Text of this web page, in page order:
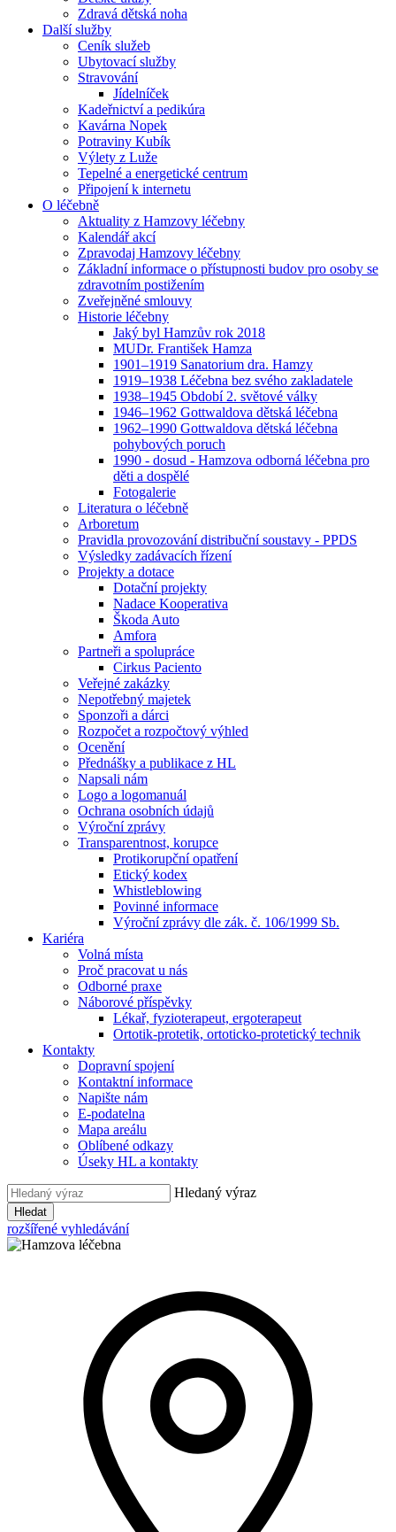
Zdravá dětská noha
Další služby
Ceník služeb
Ubytovací služby
Stravování
Jídelníček
Kadeřnictví a pedikúra
Kavárna Nopek
Potraviny Kubík
Výlety z Luže
Tepelné a energetické centrum
Připojení k internetu
O léčebně
Aktuality z Hamzovy léčebny
Kalendář akcí
Zpravodaj Hamzovy léčebny
Základní informace o přístupnosti budov pro osoby se
zdravotním postižením
Zveřejněné smlouvy
Historie léčebny
Jaký byl Hamzův rok 2018
MUDr. František Hamza
1901–1919 Sanatorium dra. Hamzy
1919–1938 Léčebna bez svého zakladatele
1938–1945 Období 2. světové války
1946–1962 Gottwaldova dětská léčebna
1962–1990 Gottwaldova dětská léčebna
pohybových poruch
1990 - dosud - Hamzova odborná léčebna pro
děti a dospělé
Fotogalerie
Literatura o léčebně
Arboretum
Pravidla provozování distribuční soustavy - PPDS
Výsledky zadávacích řízení
Projekty a dotace
Dotační projekty
Nadace Kooperativa
Škoda Auto
Amfora
Partneři a spolupráce
Cirkus Paciento
Veřejné zakázky
Nepotřebný majetek
Sponzoři a dárci
Rozpočet a rozpočtový výhled
Ocenění
Přednášky a publikace z HL
Napsali nám
Logo a logomanuál
Ochrana osobních údajů
Výroční zprávy
Transparentnost, korupce
Protikorupční opatření
Etický kodex
Whistleblowing
Povinné informace
Výroční zprávy dle zák. č. 106/1999 Sb.
Kariéra
Volná místa
Proč pracovat u nás
Odborné praxe
Náborové příspěvky
Lékař, fyzioterapeut, ergoterapeut
Ortotik-protetik, ortoticko-protetický technik
Kontakty
Dopravní spojení
Kontaktní informace
Napište nám
E-podatelna
Mapa areálu
Oblíbené odkazy
Úseky HL a kontakty
Hledaný výraz
Hledat
rozšířené vyhledávání